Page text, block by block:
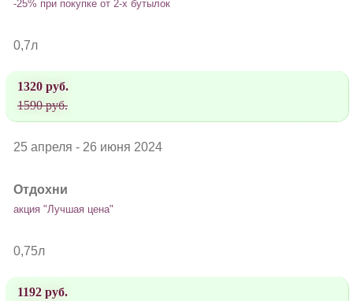
-25% при покупке от 2-х бутылок
0,7л
1320 руб.
1590 руб.
25 апреля - 26 июня 2024
Отдохни
акция "Лучшая цена"
0,75л
1192 руб.